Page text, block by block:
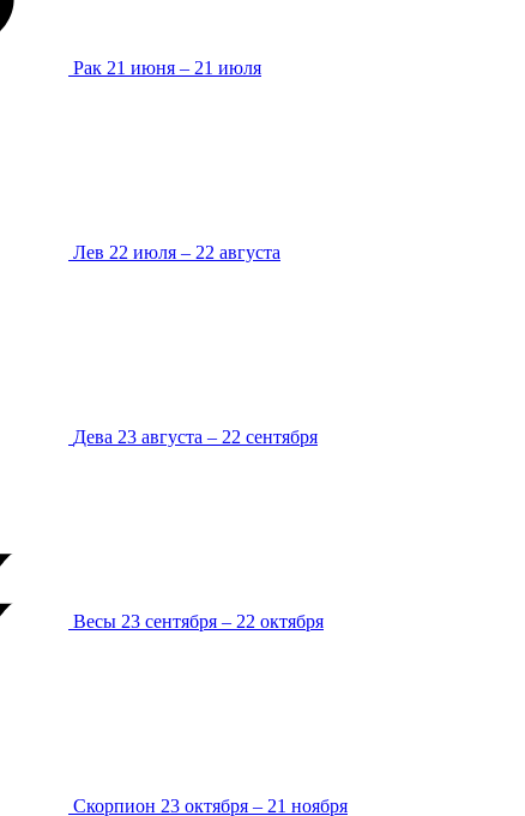
Рак 21 июня – 21 июля
Лев 22 июля – 22 августа
Дева 23 августа – 22 сентября
Весы 23 сентября – 22 октября
Скорпион 23 октября – 21 ноября